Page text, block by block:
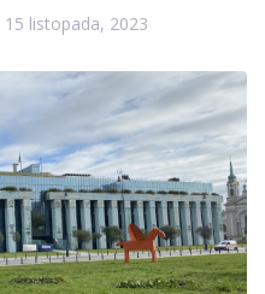
15 listopada, 2023